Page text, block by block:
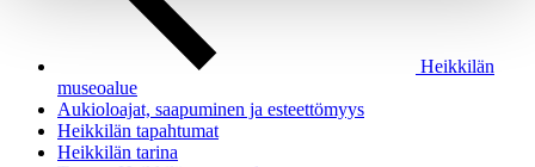
Heikkilän
museoalue
Aukioloajat, saapuminen ja esteettömyys
Heikkilän tapahtumat
Heikkilän tarina